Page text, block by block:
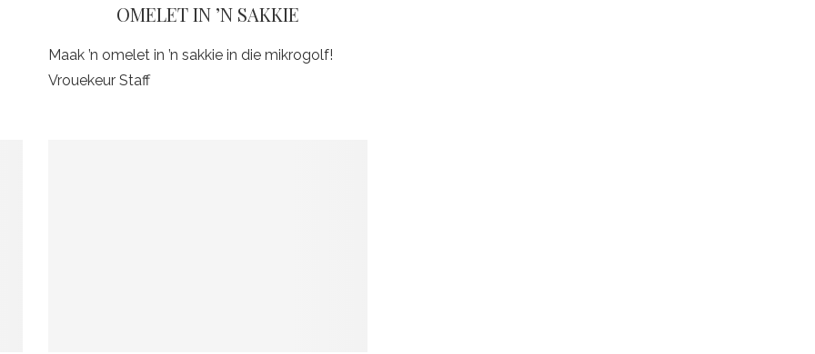
OMELET IN ’N SAKKIE
Maak ’n omelet in ’n sakkie in die mikrogolf!
Vrouekeur Staff